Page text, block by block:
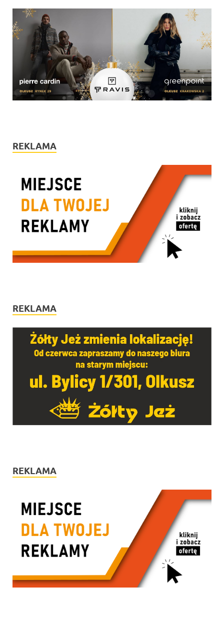
REKLAMA
REKLAMA
REKLAMA